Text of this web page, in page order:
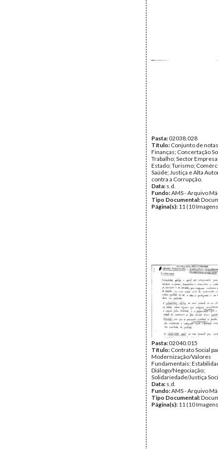
Pasta:02038.028
Título: Conjunto de
Finanças; Concertação
Trabalho; Sector
Estado; Turismo;
Saúde; Justiça e Alta
contra a Corrupção.
Data: s.d.
Fundo:AMS - Arquivo
Tipo Documental:
Página(s): 11 (10
Pasta:02040.015
Título: Contrato Social
Modernização/Valores
Fundamentais:
Diálogo/Negociação;
Solidariedade/Justiça
Data: s.d.
Fundo:AMS - Arquivo
Tipo Documental:
Página(s): 11 (10